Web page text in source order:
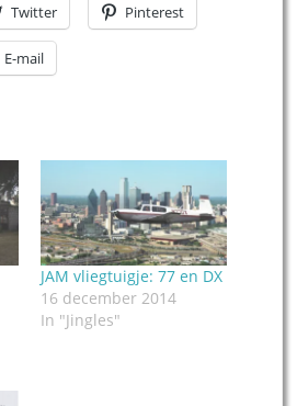
Twitter Pinterest
E-mail
JAM vliegtuigje: 77 en DX
16 december 2014
In "Jingles"